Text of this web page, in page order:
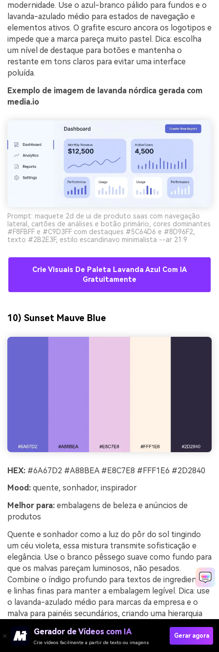
modernidade. Use o azul-branco pálido para fundos e o
lavanda-azulado médio para estados de navegação e
elementos ativos. O grafite escuro ancora os logotipos e
impede que a marca pareça muito pastel. Dica: escolha
um nível de destaque para botões e mantenha o
restante em tons claros para evitar uma interface
poluída.
Exemplo de imagem de lavanda nórdica gerada com
media.io
Prompt: maquete 2d de ui de produto saas com navegação
lateral, cartões de análises e botão primário, cores dominantes
#F8FBFF e #C9D3FF com destaques #5C64D6 e #8D96F2,
texto #2B2E3F, estilo escandinavo minimalista --ar 21:9
Crie Visuais De Paleta Lavanda Azul Com IA
Gratuitamente
10) Sunset Mauve Blue
HEX: #6A67D2 #A88BEA #E8C7E8 #FFF1E6 #2D2840
Mood: quente, sonhador, inspirador
Melhor para: embalagens de beleza e anúncios de
produtos
Quente e sonhador como a luz do pôr do sol tingindo
um céu violeta, essa mistura transmite sofisticação e
elegância. Use o branco pêssego suave como fundo para
que os malvas pareçam luminosos, não pesados.
Combine o índigo profundo para textos de ingredientes
e linhas finas para manter a embalagem legível. Dica: use
o lavanda-azulado médio para marcas da empresa e o
malva para painéis secundários, criando uma hierarquia
Exemplo de imagem de azul malva do pôr do sol
Gerador de Vídeos com IA
Crie vídeos facilmente a partir de texto ou imagens
Gerar agora